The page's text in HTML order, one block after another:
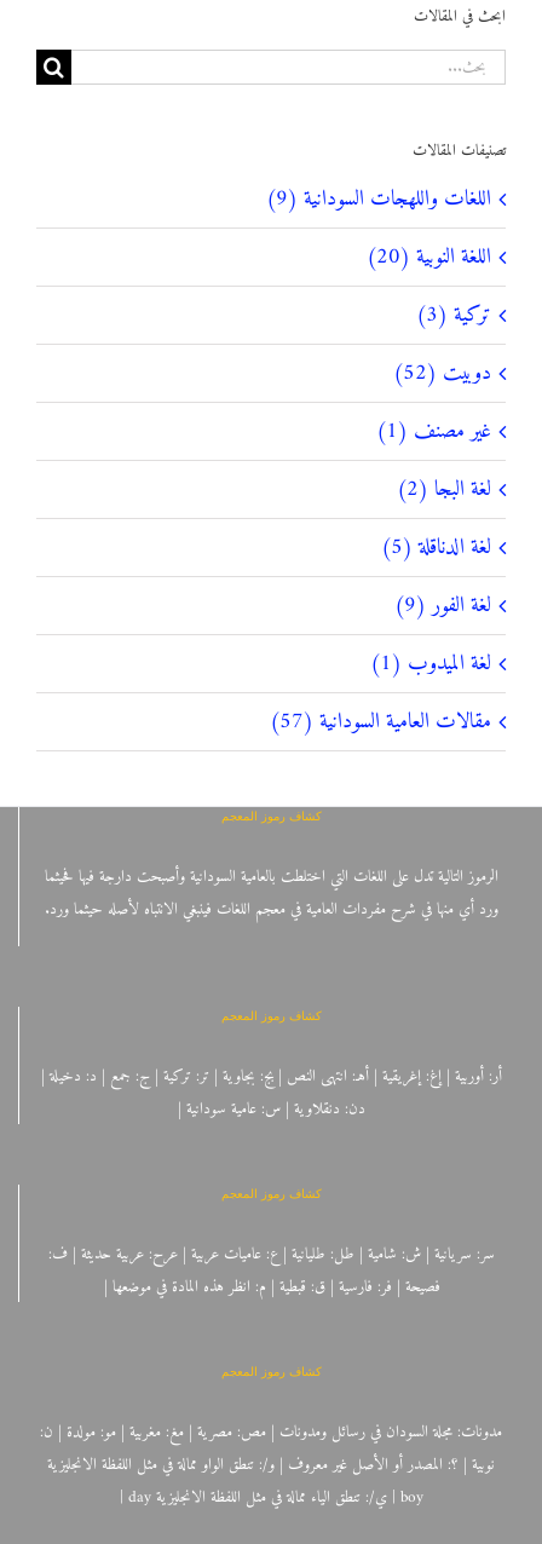
ابحث في المقالات
البحث
عن:
تصنيفات المقالات
اللغات واللهجات السودانية (9)
اللغة النوبية (20)
تركية (3)
دوبيت (52)
غير مصنف (1)
لغة البجا (2)
لغة الدناقلة (5)
لغة الفور (9)
لغة الميدوب (1)
مقالات العامية السودانية (57)
كشاف رموز المعجم
الرموز التالية تدل على اللغات التي اختلطت بالعامية السودانية وأصبحت دارجة فيها فحيثما
ورد أي منها في شرح مفردات العامية في معجم اللغات فينبغي الانتباه لأصله حيثما ورد.
كشاف رموز المعجم
أر: أوربية | إغ: إغريقية | أهـ: انتهى النص | بج: بجاوية | تر: تركية | ج: جمع | د: دخيلة |
دن: دنقلاوية | س: عامية سودانية |
كشاف رموز المعجم
سر: سريانية | ش: شامية | طل: طليانية | ع: عاميات عربية | عرح: عربية حديثة | ف:
فصيحة | فر: فارسية | ق: قبطية | م: انظر هذه المادة في موضعها |
كشاف رموز المعجم
مدونات: مجلة السودان في رسائل ومدونات | مص: مصرية | مغ: مغربية | مو: مولدة | ن:
نوبية | ؟: المصدر أو الأصل غير معروف | و/: تنطق الواو ممالة في مثل اللفظة الانجليزية
boy | ي/: تنطق الياء ممالة في مثل اللفظة الانجليزية day |